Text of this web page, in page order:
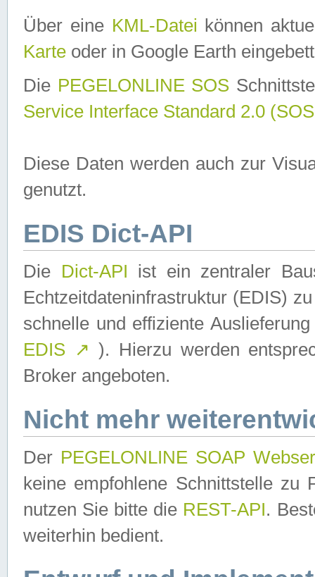
Über eine KML-Datei können
Karte oder in Google Earth
Die PEGELONLINE SOS
Service Interface Standard 2.0
Diese Daten werden auch zur
genutzt.
EDIS Dict-API
Die Dict-API ist ein zentraler
Echtzeitdateninfrastruktur (EDIS)
schnelle und effiziente
EDIS ↗ ). Hierzu werden
Broker angeboten.
Nicht mehr
Der PEGELONLINE SOAP
keine empfohlene Schnittstelle zu
nutzen Sie bitte die REST-API.
weiterhin bedient.